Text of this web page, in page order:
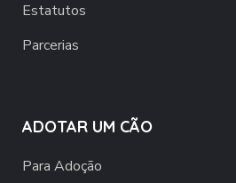
Estatutos
Parcerias
ADOTAR UM CÃO
Para Adoção